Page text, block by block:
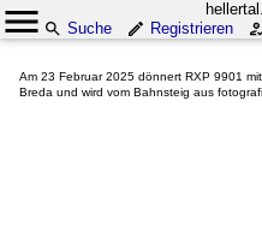
Suche
Registrieren
Am 23 Februar 2025 dönnert RXP 9901
Breda und wird vom Bahnsteig aus